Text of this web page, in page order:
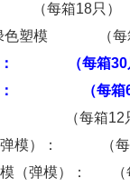
（每箱18只）
色塑模 （
（每箱30
（每箱
（每箱12
模）： （
（弹模）：